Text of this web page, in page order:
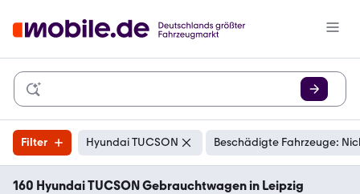
Filter Hyundai TUCSON Beschädigte Fahrzeuge:
160 Hyundai TUCSON Gebrauchtwagen in Leipzig